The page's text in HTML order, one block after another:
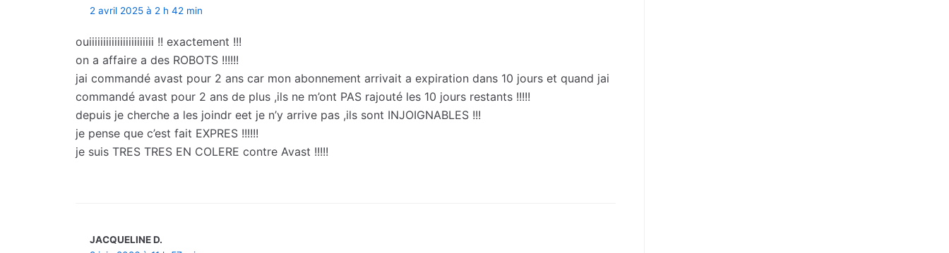
2 avril 2025 à 2 h 42 min
ouiiiiiiiiiiiiiiiiiiiiiii !! exactement !!!
on a affaire a des ROBOTS !!!!!!
jai commandé avast pour 2 ans car mon abonnement arrivait a expiration dans 10 jours et quand jai
commandé avast pour 2 ans de plus ,ils ne m’ont PAS rajouté les 10 jours restants !!!!!
depuis je cherche a les joindr eet je n’y arrive pas ,ils sont INJOIGNABLES !!!
je pense que c’est fait EXPRES !!!!!!
je suis TRES TRES EN COLERE contre Avast !!!!!
JACQUELINE D.